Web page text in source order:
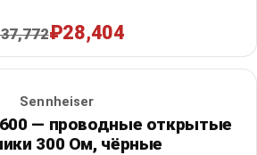
₽28,404
Sennheiser
600 — проводные открытые
300 Ом, чёрные